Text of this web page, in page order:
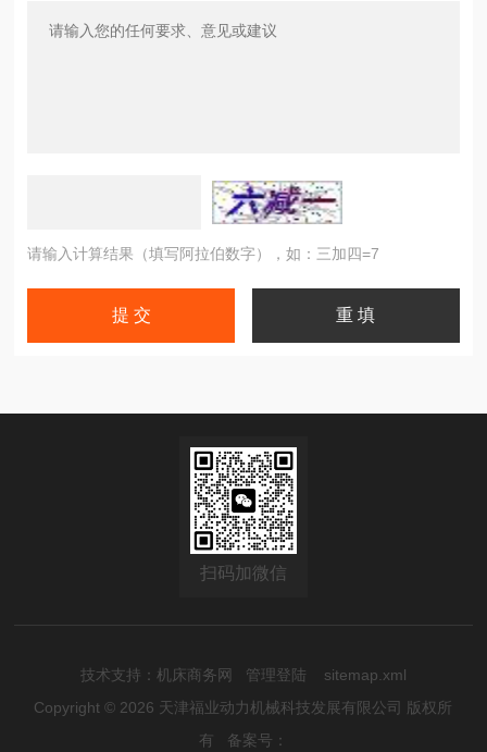
请输入计算结果（填写阿拉伯数字），如：三加四=7
扫码加微信
技术支持： 机床商务网 管理登陆
sitemap.xml
Copyright © 2026 天津福业动力机械科技发展有限公司 版权所
有 备案号：